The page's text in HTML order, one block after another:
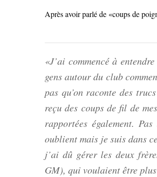
Après avoir parlé de «coups de
«J’ai commencé à
gens autour du club
pas qu’on raconte des
reçu des coups de fil de
rapportées également.
oublient mais je suis dans
j’ai dû gérer les deux
GM), qui voulaient être